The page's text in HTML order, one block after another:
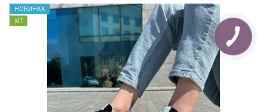
НОВИНКА
ХІТ